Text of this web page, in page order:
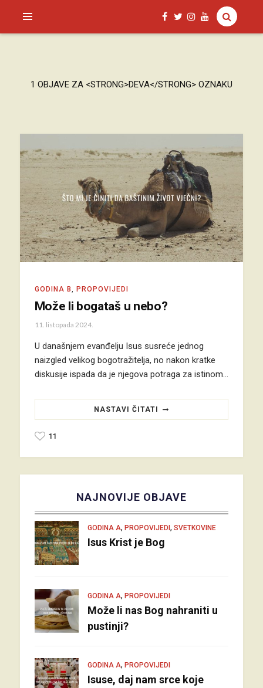
SAGUD.XYZ
1 OBJAVE ZA <STRONG>DEVA</STRONG> OZNAKU
GODINA B PROPOVIJEDI
Može li bogataš u nebo?
11. listopada 2024.
U današnjem evanđelju Isus susreće jednog
naizgled velikog bogotražitelja, no nakon kratke
diskusije ispada da je njegova potraga za istinom…
NASTAVI ČITATI
11
NAJNOVIJE OBJAVE
GODINA A, PROPOVIJEDI, SVETKOVINE
Isus Krist je Bog
GODINA A, PROPOVIJEDI
Može li nas Bog nahraniti u
pustinji?
GODINA A, PROPOVIJEDI
Isuse, daj nam srce koje